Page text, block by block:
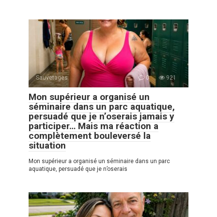
Sauvetages 0 921
Mon supérieur a organisé un
séminaire dans un parc aquatique,
persuadé que je n’oserais jamais y
participer… Mais ma réaction a
complètement bouleversé la
situation
Mon supérieur a organisé un séminaire dans un parc
aquatique, persuadé que je n’oserais